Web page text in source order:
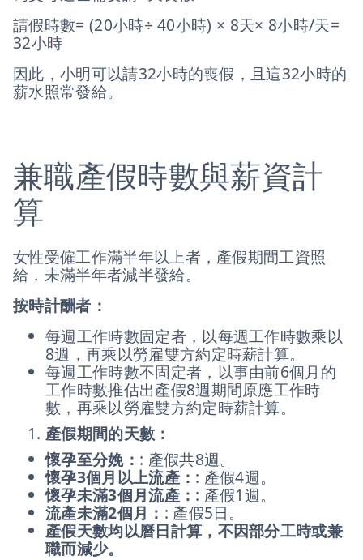
請假時數= (20小時÷ 40小時) × 8天× 8小時/天=
32小時
因此，小明可以請32小時的喪假，且這32小時的
薪水照常發給。
兼職產假時數與薪資計
算
女性受僱工作滿半年以上者，產假期間工資照
給，未滿半年者減半發給。
按時計酬者：
每週工作時數固定者，以每週工作時數乘以
8週，再乘以勞雇雙方約定時薪計算。
每週工作時數不固定者，以事由前6個月的
工作時數推估出產假8週期間原應工作時
數，再乘以勞雇雙方約定時薪計算。
產假期間的天數：
懷孕至分娩： : 產假共8週。
懷孕3個月以上流產： : 產假4週。
懷孕未滿3個月流產： : 產假1週。
流產未滿2個月： : 產假5日。
產假天數均以曆日計算，不因部分工時或兼
職而減少。